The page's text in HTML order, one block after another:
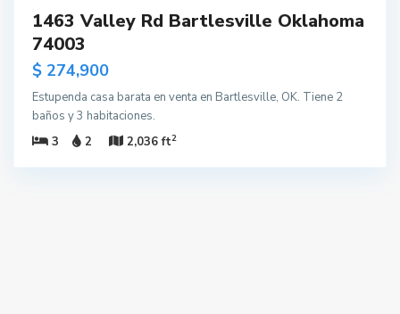
1463 Valley Rd Bartlesville Oklahoma
74003
$ 274,900
Estupenda casa barata en venta en Bartlesville, OK. Tiene 2
baños y 3 habitaciones.
3
2 2,036 ft2